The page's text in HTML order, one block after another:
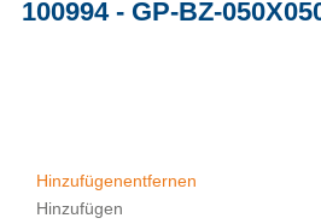
100994 - GP-BZ-
Hinzufügenentfernen
Hinzufügen